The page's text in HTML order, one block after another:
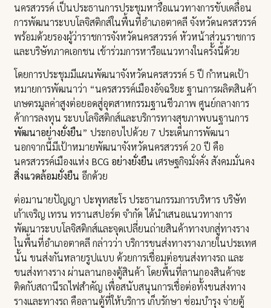
นครสวรรค์ เป็นประธานการประชุมหารือแนวทางการขับเคลื่อน
การพัฒนาระบบโลจิสติกส์ในพื้นที่อำเภอตาคลี จังหวัดนครสวรรค์
พร้อมด้วยรองผู้ว่าราชการจังหวัดนครสวรรค์ หัวหน้าส่วนราชการ
และบริษัทภาคเอกชน เข้าร่วมการหารือแนวทางในครั้งนี้ด้วย
โดยการประชุมมีแผนพัฒนาจังหวัดนครสวรรค์ 5 ปี กำหนดเป้า
หมายการพัฒนาว่า “นครสวรรค์เมืองอัจฉริยะ ฐานการผลิตสินค้า
เกษตรมูลค่าสูงต่อยอดสู่อุตสาหกรรมฐานชีวภาพ ศูนย์กลางการ
ค้าการลงทุน ระบบโลจิสติกส์และบริการทางสุขภาพบนฐานการ
พัฒนาอย่างยั่งยืน” ประกอบไปด้วย 7 ประเด็นการพัฒนา
นอกจากนี้มีเป้าหมายพัฒนาจังหวัดนครสวรรค์ 20 ปี คือ
นครสวรรค์เมืองแห่ง BCG อย่างยั่งยืน เศรษฐกิจมั่งคั่ง สังคมมั่นคง
สิ่งแวดล้อมยั่งยืน อีกด้วย
ต่อมานายปัญญา ปะพุทสะโร ประธานกรรมการบริหาร บริษัท
เก้าเจริญ เทรน ทรานสปอร์ต จำกัด ได้นำเสนอแนวทางการ
พัฒนาระบบโลจิสติกส์และจุดเปลี่ยนถ่ายสินค้าทางบกสู่ทางราง
ในพื้นที่อำเภอตาคลี กล่าวว่า บริการขนส่งทางรางภายในประเทศ
นั้น ขนส่งกันหลายรูปแบบ ด้วยการเชื่อมต่อขนส่งทางรถ และ
ขนส่งทางราง ผ่านลานกองตู้สินค้า โดยพื้นที่ลานกองสินค้าจะ
ติดกับสถานีรถไฟสำคัญ เพื่อสนับสนุนการเชื่อต่อทั้งขนส่งทาง
รางและทางรถ คือลานตู้ที่ให้บริการ เก็บรักษา ซ่อมบำรุง จ่ายตู้